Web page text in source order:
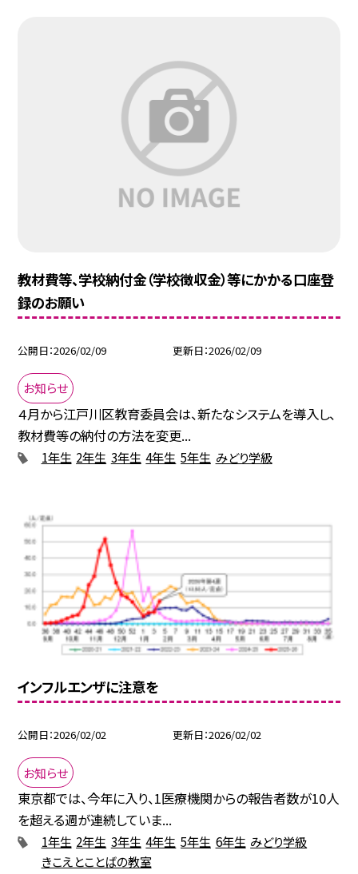
教材費等、学校納付金（学校徴収金）等にかかる口座登
録のお願い
公開日 2026/02/09 更新日 2026/02/09
お知らせ
４月から江戸川区教育委員会は、新たなシステムを導入し、
教材費等の納付の方法を変更...
1年生 2年生 3年生 4年生 5年生 みどり学級
インフルエンザに注意を
公開日 2026/02/02 更新日 2026/02/02
お知らせ
東京都では、今年に入り、1医療機関からの報告者数が10人
を超える週が連続していま...
1年生 2年生 3年生 4年生 5年生 6年生 みどり学級
きこえとことばの教室